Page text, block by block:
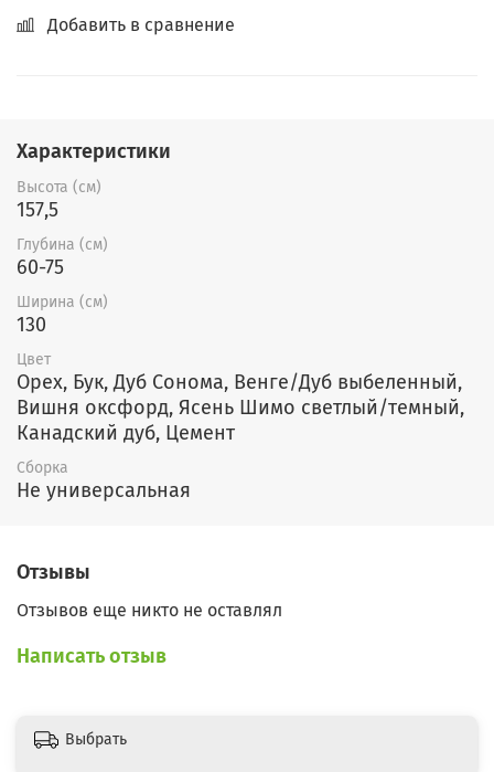
Добавить в сравнение
Характеристики
Высота (см)
157,5
Глубина (см)
60-75
Ширина (см)
130
Цвет
Орех, Бук, Дуб Сонома, Венге/Дуб выбеленный,
Вишня оксфорд, Ясень Шимо светлый/темный,
Канадский дуб, Цемент
Сборка
Не универсальная
Отзывы
Отзывов еще никто не оставлял
Написать отзыв
Выбрать